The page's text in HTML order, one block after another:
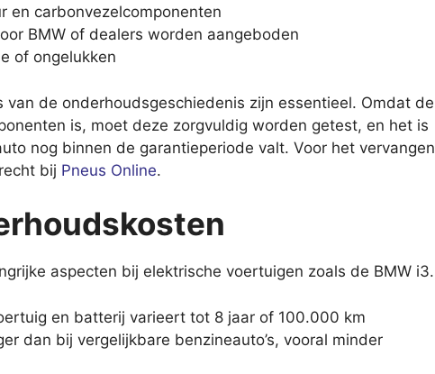
en carbonvezelcomponenten
BMW of dealers worden aangeboden
of ongelukken
van de onderhoudsgeschiedenis zijn essentieel. Omdat de
is, moet deze zorgvuldig worden getest, en het is
nog binnen de garantieperiode valt. Voor het vervangen
bij Pneus Online.
aspecten bij elektrische voertuigen zoals de BMW i3.
en batterij varieert tot 8 jaar of 100.000 km
dan bij vergelijkbare benzineauto’s, vooral minder